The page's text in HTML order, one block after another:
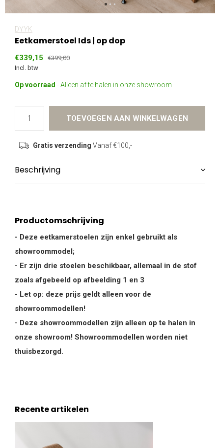
DYYK
Eetkamerstoel Ids | op dop
€339,15
€399,00
Incl. btw
Op voorraad - Alleen af te halen in onze showroom
TOEVOEGEN AAN WINKELWAGEN
Gratis verzending Vanaf €100,-
Beschrijving
Productomschrijving
- Deze eetkamerstoelen zijn enkel gebruikt als
showroommodel;
- Er zijn drie stoelen beschikbaar, allemaal in de stof
zoals afgebeeld op afbeelding 1 en 3
- Let op: deze prijs geldt alleen voor de
showroommodellen!
- Deze showroommodellen zijn alleen op te halen in
onze showroom! Showroommodellen worden niet
thuisbezorgd.
Recente artikelen